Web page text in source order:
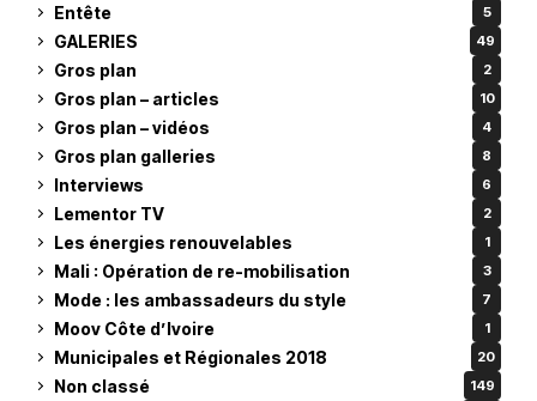
Entête 5
GALERIES 49
Gros plan 2
Gros plan – articles 10
Gros plan – vidéos 4
Gros plan galleries 8
Interviews 6
Lementor TV 2
Les énergies renouvelables 1
Mali : Opération de re-mobilisation 3
Mode : les ambassadeurs du style 7
Moov Côte d’Ivoire 1
Municipales et Régionales 2018 20
Non classé 149